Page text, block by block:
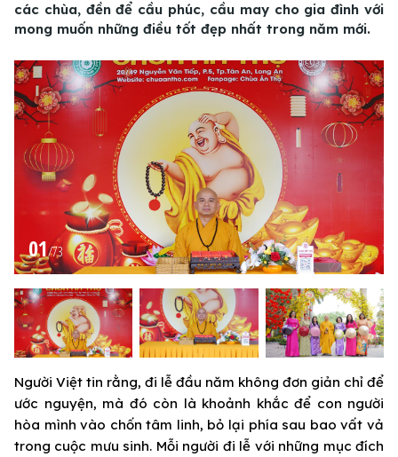
các chùa, đền để cầu phúc, cầu may cho gia đình với
mong muốn những điều tốt đẹp nhất trong năm mới.
01/73
Người Việt tin rằng, đi lễ đầu năm không đơn giản chỉ để
ước nguyện, mà đó còn là khoảnh khắc để con người
hòa mình vào chốn tâm linh, bỏ lại phía sau bao vất vả
trong cuộc mưu sinh. Mỗi người đi lễ với những mục đích